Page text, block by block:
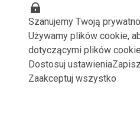
Szanujemy Twoją
Używamy plików cookie,
dotyczącymi plików
Dostosuj ustawienia
Zaakceptuj wszystko